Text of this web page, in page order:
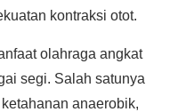
kontraksi otot.
olahraga angkat
segi. Salah satunya
anaerobik,